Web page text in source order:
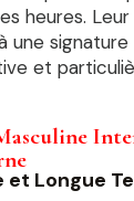
heures.
une
et
et Longue